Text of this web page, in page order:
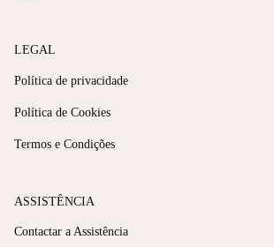
LEGAL
Política de privacidade
Política de Cookies
Termos e Condições
ASSISTÊNCIA
Contactar a Assistência